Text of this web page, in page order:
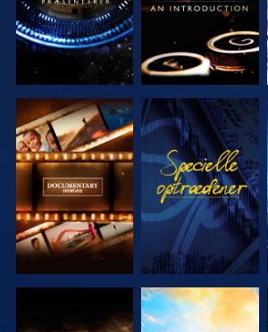
UDFORSK
SERIEN
SE